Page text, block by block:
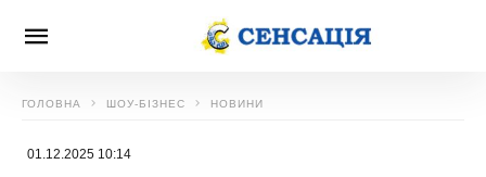
ГОЛОВНА ШОУ-БІЗНЕС НОВИНИ
01.12.2025 10:14